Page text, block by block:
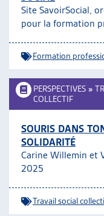
Site SavoirSocial,
pour la formation
Formation
PERSPECTIVES »
COLLECTIF
SOURIS DANS
SOLIDARITÉ
Carine Willemin et
2025
Travail social